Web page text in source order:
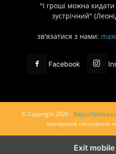
"І гроші можна
зустрічний"
зв'язатися з нами:
Facebook
© Copyright 2026 - https://
матеріалів посилання
Exit